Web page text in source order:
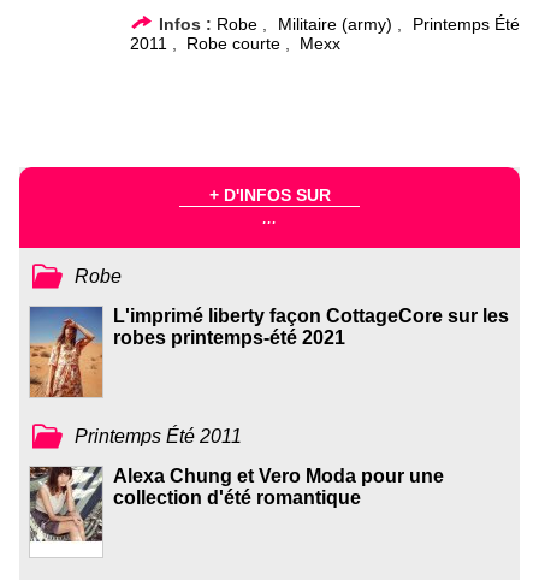
Infos : Robe , Militaire (army) , Printemps Été
2011, Robe courte, Mexx
+ D'INFOS SUR
...
Robe
L'imprimé liberty façon CottageCore sur les
robes printemps-été 2021
Printemps Été 2011
Alexa Chung et Vero Moda pour une
collection d'été romantique